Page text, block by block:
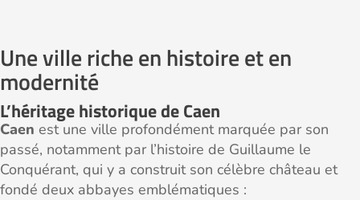
Une ville riche en histoire et en
modernité
L’héritage historique de Caen
Caen est une ville profondément marquée par son
passé, notamment par l’histoire de Guillaume le
Conquérant, qui y a construit son célèbre château et
fondé deux abbayes emblématiques :